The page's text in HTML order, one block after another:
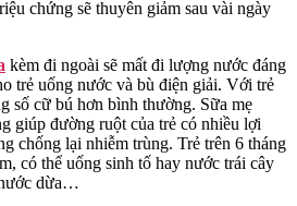
chứng sẽ thuyên giảm sau vài ngày
kèm đi ngoài sẽ mất đi lượng nước đáng
trẻ uống nước và bù điện giải. Với trẻ
số cữ bú hơn bình thường. Sữa mẹ
giúp đường ruột của trẻ có nhiều lợi
chống lại nhiễm trùng. Trẻ trên 6 tháng
có thể uống sinh tố hay nước trái cây
dừa…